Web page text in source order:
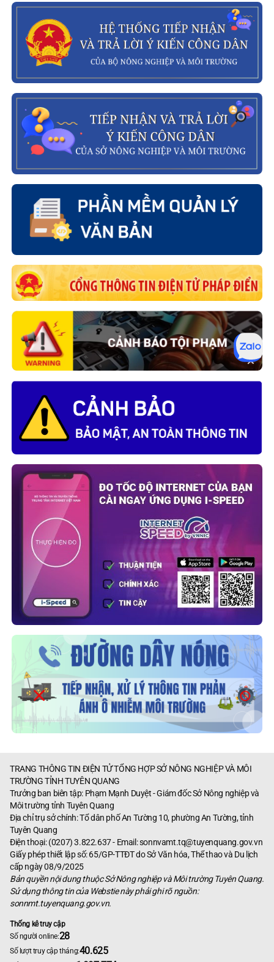
TRANG THÔNG TIN ĐIỆN TỬ TỔNG HỢP SỞ NÔNG NGHIỆP VÀ MÔI
TRƯỜNG TỈNH TUYÊN QUANG
Trưởng ban biên tập: Phạm Mạnh Duyệt - Giám đốc Sở Nông nghiệp và
Môi trường tỉnh Tuyên Quang
Địa chỉ trụ sở chính: Tổ dân phố An Tường 10, phường An Tường, tỉnh
Tuyên Quang
Điện thoại: (0207) 3.822.637 - Email:sonnvamt.tq@tuyenquang.gov.vn
Giấy phép thiết lập số: 65/GP-TTĐT do Sở Văn hóa, Thể thao và Du lịch
cấp ngày 08/9/2025
Bản quyền nội dung thuộc Sở Nông nghiệp và Môi trường Tuyên Quang.
Sử dụng thông tin của Webstie này phải ghi rõ nguồn:
sonnmt.tuyenquang.gov.vn.
Thống kê truy cập
Số người online:28
Số lượt truy cập tháng:40.625